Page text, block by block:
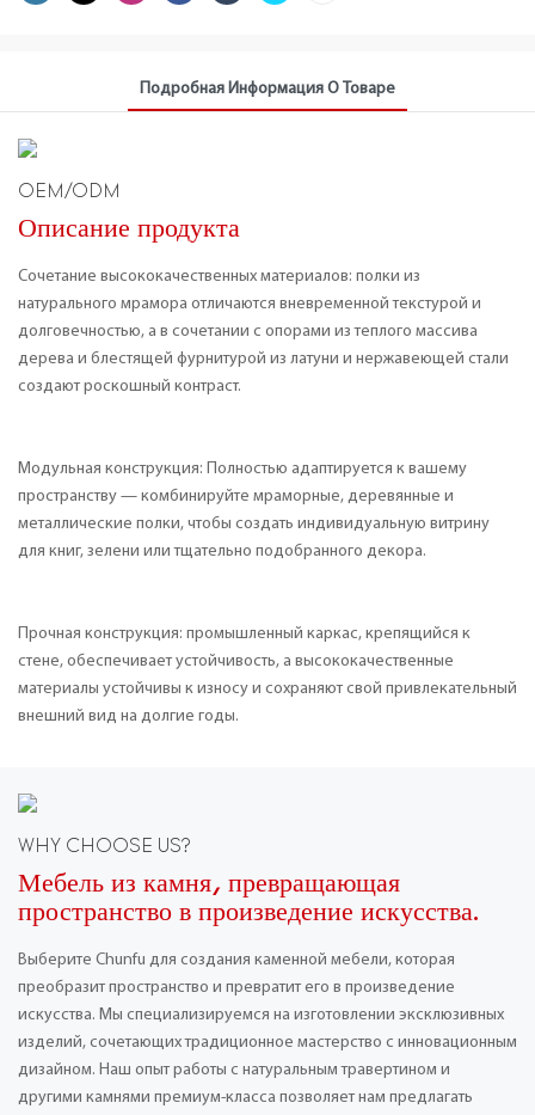
Подробная Информация О Товаре
OEM/ODM
Описание продукта
Сочетание высококачественных материалов: полки из
натурального мрамора отличаются вневременной текстурой и
долговечностью, а в сочетании с опорами из теплого массива
дерева и блестящей фурнитурой из латуни и нержавеющей стали
создают роскошный контраст.
Модульная конструкция: Полностью адаптируется к вашему
пространству — комбинируйте мраморные, деревянные и
металлические полки, чтобы создать индивидуальную витрину
для книг, зелени или тщательно подобранного декора.
Прочная конструкция: промышленный каркас, крепящийся к
стене, обеспечивает устойчивость, а высококачественные
материалы устойчивы к износу и сохраняют свой привлекательный
внешний вид на долгие годы.
WHY CHOOSE US?
Мебель из камня, превращающая
пространство в произведение искусства.
Выберите Chunfu для создания каменной мебели, которая
преобразит пространство и превратит его в произведение
искусства. Мы специализируемся на изготовлении эксклюзивных
изделий, сочетающих традиционное мастерство с инновационным
дизайном. Наш опыт работы с натуральным травертином и
другими камнями премиум-класса позволяет нам предлагать